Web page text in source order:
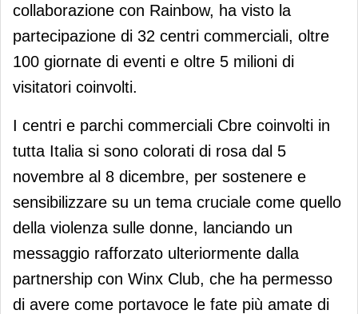
collaborazione con Rainbow, ha visto la
partecipazione di 32 centri commerciali, oltre
100 giornate di eventi e oltre 5 milioni di
visitatori coinvolti.
I centri e parchi commerciali Cbre coinvolti in
tutta Italia si sono colorati di rosa dal 5
novembre al 8 dicembre, per sostenere e
sensibilizzare su un tema cruciale come quello
della violenza sulle donne, lanciando un
messaggio rafforzato ulteriormente dalla
partnership con Winx Club, che ha permesso
di avere come portavoce le fate più amate di